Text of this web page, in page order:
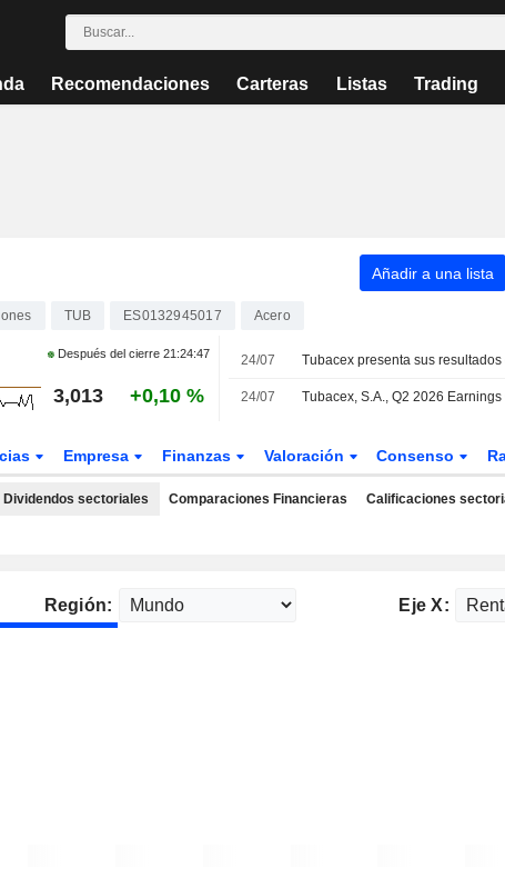
Recomendaciones Carteras Listas Trading
Añadir a una lista
TUB ES0132945017 Acero
Después del cierre21:24:47
3,013 +0,10 %
24/07
24/07
Empresa Finanzas Valoración Consenso
Dividendos sectoriales Comparaciones Financieras Calificaciones
Región: Eje X: